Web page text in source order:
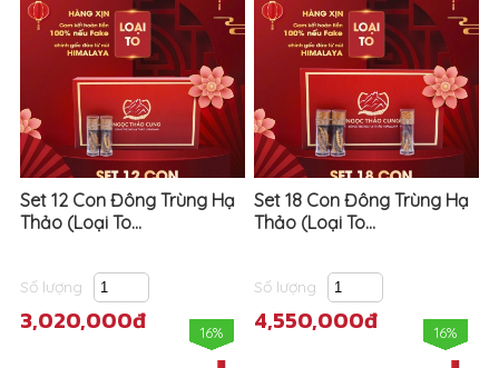
Set 12 Con Đông Trùng Hạ
Thảo (Loại To...
Số lượng
3,020,000đ 16%
Set 18 Con Đông Trùng Hạ
Thảo (Loại To...
Số lượng
4,550,000đ 16%